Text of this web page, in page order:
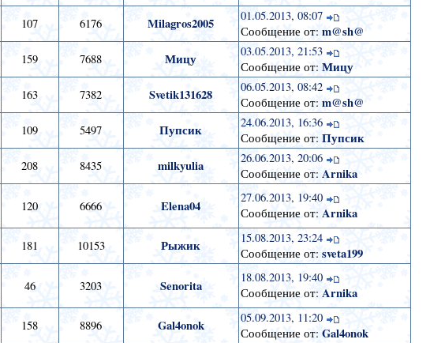
107 6176 Milagros2005
01.05.2013, 08:07
Сообщение от: m@sh@
159 7688 Мицу
03.05.2013, 21:53
Сообщение от: Мицу
163 7382 Svetik131628
06.05.2013, 08:42
Сообщение от: m@sh@
109 5497 Пупсик
24.06.2013, 16:36
Сообщение от: Пупсик
208 8435 milkyulia
26.06.2013, 20:06
Сообщение от: Arnika
120 6666 Elena04
27.06.2013, 19:40
Сообщение от: Arnika
181 10153 Рыжик
15.08.2013, 23:24
Сообщение от: sveta199
46 3203 Senorita
18.08.2013, 19:40
Сообщение от: Arnika
158 8896 Gal4onok
05.09.2013, 11:20
Сообщение от: Gal4onok